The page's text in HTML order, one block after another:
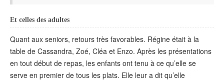
Et celles des adultes
Quant aux seniors, retours très favorables. Régine était à la
table de Cassandra, Zoé, Cléa et Enzo. Après les présentations
en tout début de repas, les enfants ont tenu à ce qu’elle se
serve en premier de tous les plats. Elle leur a dit qu’elle